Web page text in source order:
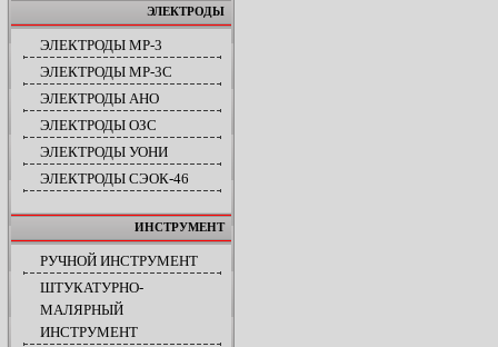
ЭЛЕКТРОДЫ
ЭЛЕКТРОДЫ МР-3
ЭЛЕКТРОДЫ МР-3С
ЭЛЕКТРОДЫ АНО
ЭЛЕКТРОДЫ ОЗС
ЭЛЕКТРОДЫ УОНИ
ЭЛЕКТРОДЫ СЭОК-46
ИНСТРУМЕНТ
РУЧНОЙ ИНСТРУМЕНТ
ШТУКАТУРНО-
МАЛЯРНЫЙ
ИНСТРУМЕНТ